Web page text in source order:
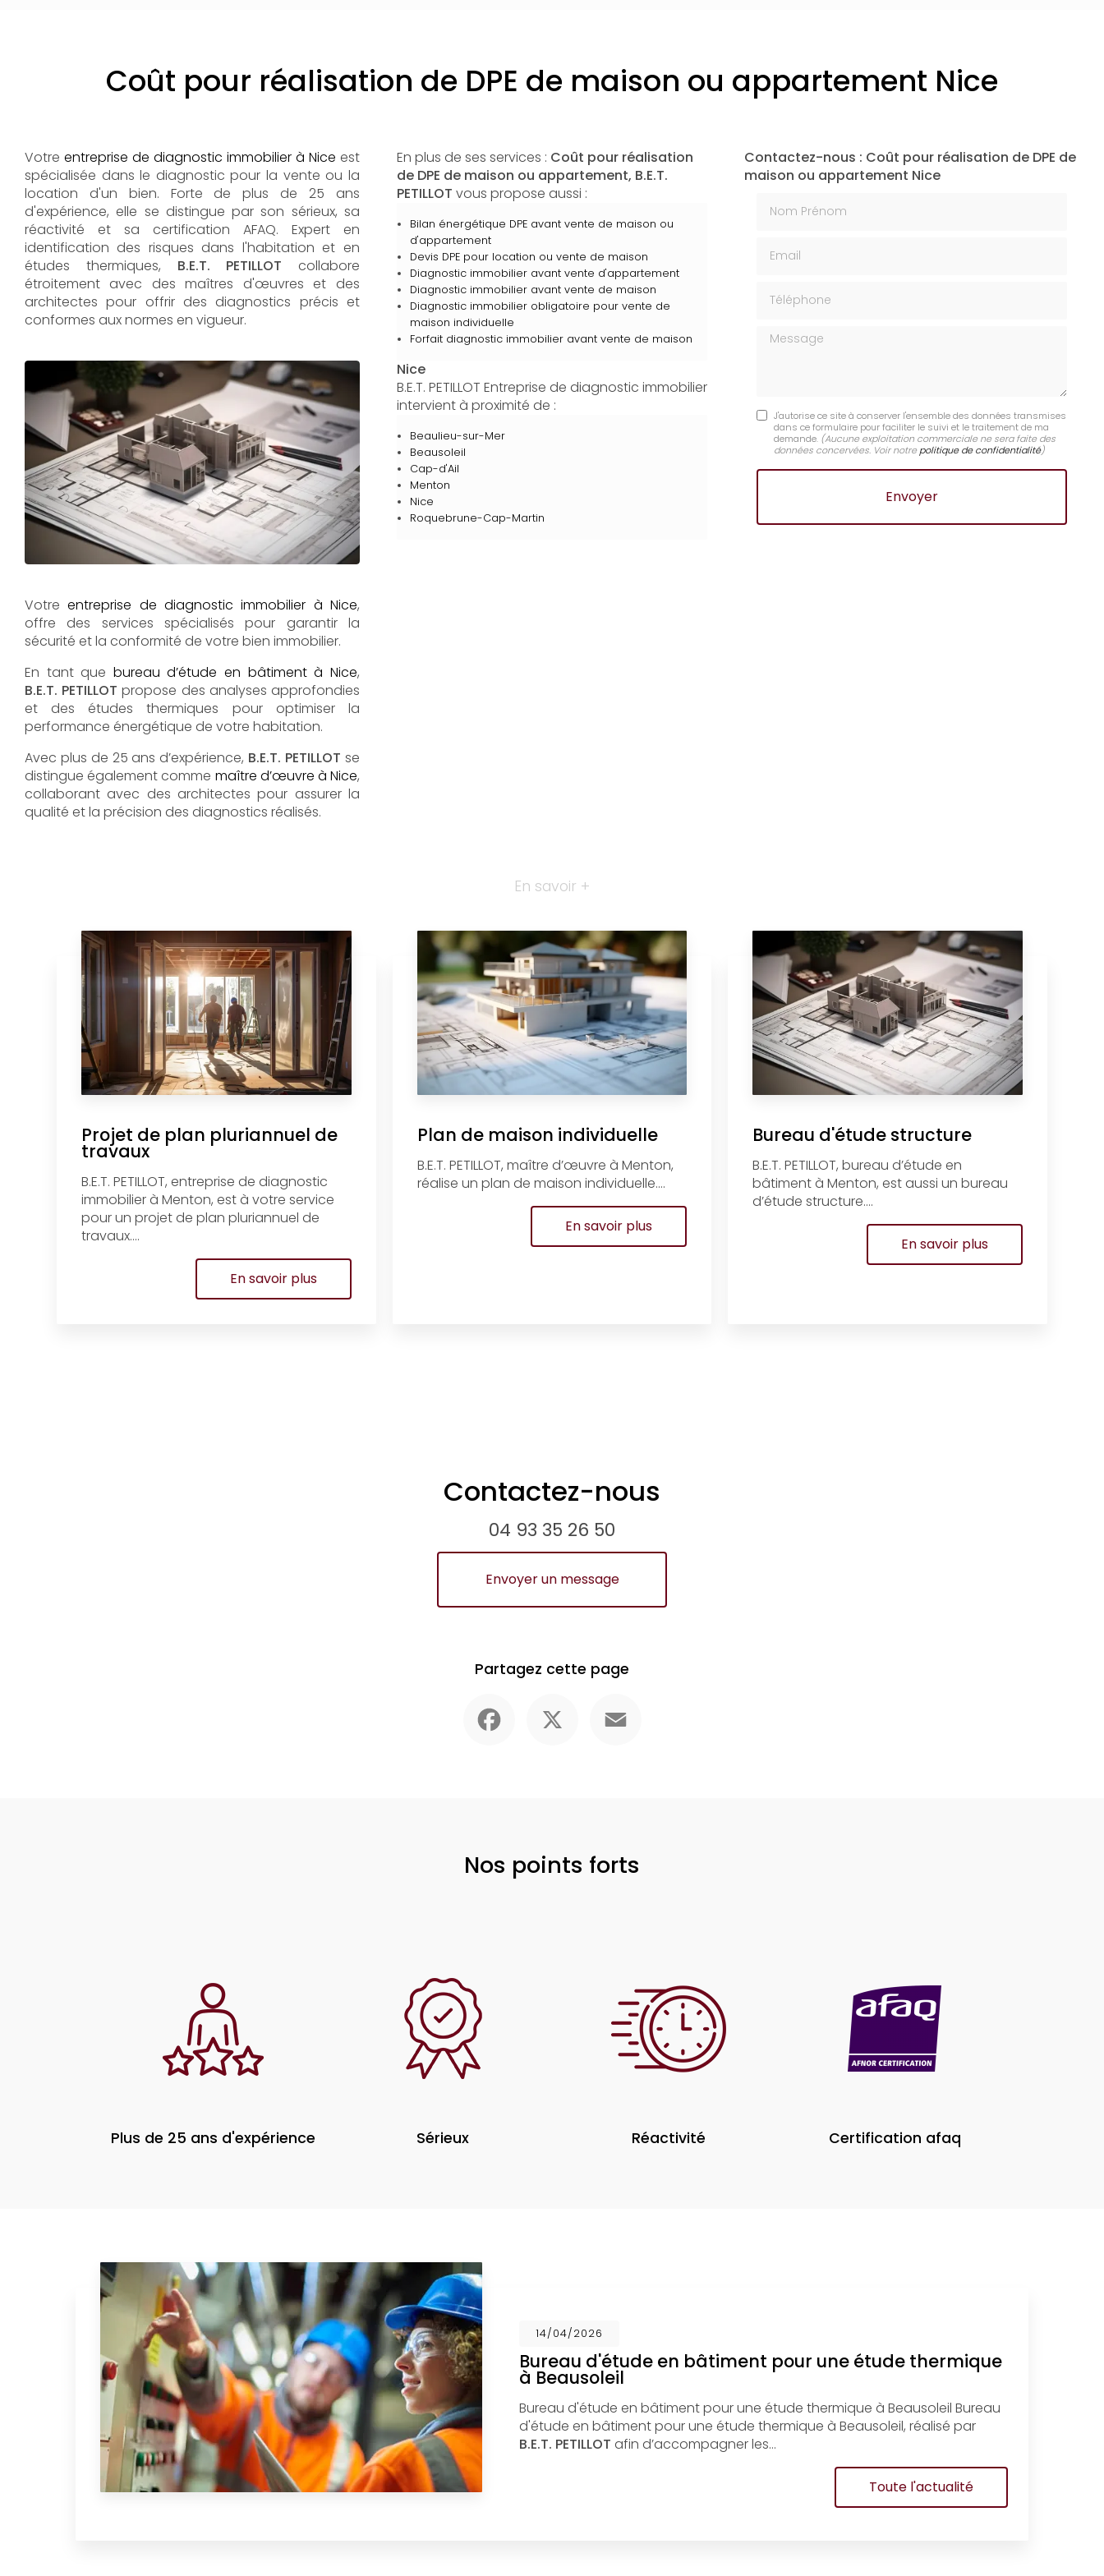
Coût pour réalisation de DPE de maison ou appartement Nice
Votre entreprise de diagnostic immobilier à Nice est
spécialisée dans le diagnostic pour la vente ou la
location d'un bien. Forte de plus de 25 ans
d'expérience, elle se distingue par son sérieux, sa
réactivité et sa certification AFAQ. Expert en
identification des risques dans l'habitation et en
études thermiques, B.E.T. PETILLOT collabore
étroitement avec des maîtres d'œuvres et des
architectes pour offrir des diagnostics précis et
conformes aux normes en vigueur.
Votreentreprise de diagnostic immobilier à Nice,
offre des services spécialisés pour garantir la
sécurité et la conformité de votre bien immobilier.
En tant que bureau d’étude en bâtiment à Nice,
B.E.T. PETILLOT propose des analyses approfondies
et des études thermiques pour optimiser la
performance énergétique de votre habitation.
Avec plus de 25 ans d’expérience, B.E.T. PETILLOT se
distingue également comme maître d’œuvre à Nice,
collaborant avec des architectes pour assurer la
qualité et la précision des diagnostics réalisés.
En plus de ses services : Coût pour réalisation
de DPE de maison ou appartement, B.E.T.
PETILLOT vous propose aussi :
Bilan énergétique DPE avant vente de maison ou
d'appartement
Devis DPE pour location ou vente de maison
Diagnostic immobilier avant vente d'appartement
Diagnostic immobilier avant vente de maison
Diagnostic immobilier obligatoire pour vente de
maison individuelle
Forfait diagnostic immobilier avant vente de maison
Nice
B.E.T. PETILLOT Entreprise de diagnostic immobilier
intervient à proximité de :
Beaulieu-sur-Mer
Beausoleil
Cap-d'Ail
Menton
Nice
Roquebrune-Cap-Martin
Contactez-nous : Coût pour réalisation de DPE de
maison ou appartement Nice
Message
J'autorise ce site à conserver l'ensemble des données transmises
dans ce formulaire pour faciliter le suivi et le traitement de ma
demande. (Aucune exploitation commerciale ne sera faite des
données concervées. Voir notre politique de confidentialité)
En savoir +
Projet de plan pluriannuel de
travaux
B.E.T. PETILLOT, entreprise de diagnostic
immobilier à Menton, est à votre service
pour un projet de plan pluriannuel de
travaux....
En savoir plus
Plan de maison individuelle
B.E.T. PETILLOT, maître d’œuvre à Menton,
réalise un plan de maison individuelle....
En savoir plus
Bureau d'étude structure
B.E.T. PETILLOT, bureau d’étude en
bâtiment à Menton, est aussi un bureau
d’étude structure....
En savoir plus
Contactez-nous
04 93 35 26 50
Envoyer un message
Partagez cette page
Nos points forts
Plus de 25 ans d'expérience Sérieux Réactivité Certification afaq
14/04/2026
Bureau d'étude en bâtiment pour une étude thermique
à Beausoleil
Bureau d'étude en bâtiment pour une étude thermique à Beausoleil Bureau
d'étude en bâtiment pour une étude thermique à Beausoleil, réalisé par
B.E.T. PETILLOT afin d’accompagner les…
Toute l'actualité